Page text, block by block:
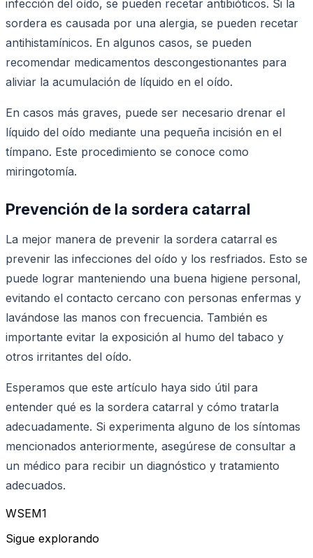
infección del oído, se pueden recetar antibióticos. Si la
sordera es causada por una alergia, se pueden recetar
antihistamínicos. En algunos casos, se pueden
recomendar medicamentos descongestionantes para
aliviar la acumulación de líquido en el oído.
En casos más graves, puede ser necesario drenar el
líquido del oído mediante una pequeña incisión en el
tímpano. Este procedimiento se conoce como
miringotomía.
Prevención de la sordera catarral
La mejor manera de prevenir la sordera catarral es
prevenir las infecciones del oído y los resfriados. Esto se
puede lograr manteniendo una buena higiene personal,
evitando el contacto cercano con personas enfermas y
lavándose las manos con frecuencia. También es
importante evitar la exposición al humo del tabaco y
otros irritantes del oído.
Esperamos que este artículo haya sido útil para
entender qué es la sordera catarral y cómo tratarla
adecuadamente. Si experimenta alguno de los síntomas
mencionados anteriormente, asegúrese de consultar a
un médico para recibir un diagnóstico y tratamiento
adecuados.
WSEM1
Sigue explorando